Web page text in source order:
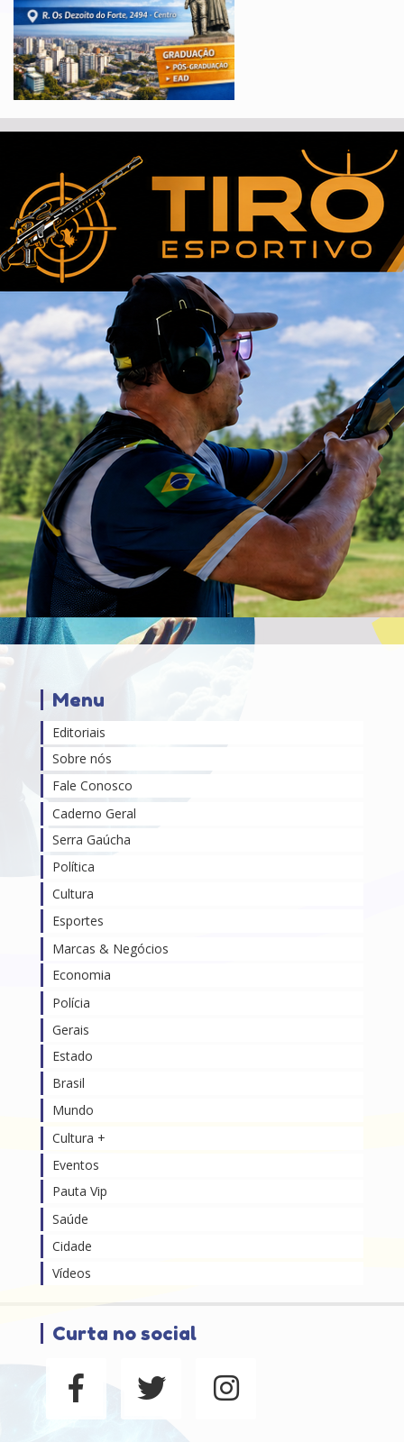
Menu
Editoriais
Sobre nós
Fale Conosco
Caderno Geral
Serra Gaúcha
Política
Cultura
Esportes
Marcas & Negócios
Economia
Polícia
Gerais
Estado
Brasil
Mundo
Cultura +
Eventos
Pauta Vip
Saúde
Cidade
Vídeos
Curta no social